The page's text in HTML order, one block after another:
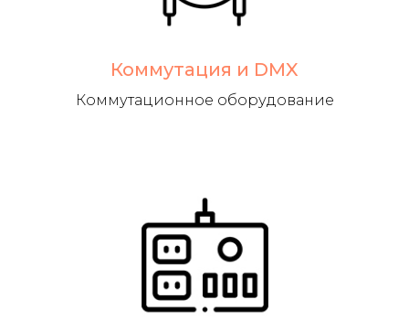
Коммутация и DMX
Коммутационное оборудование